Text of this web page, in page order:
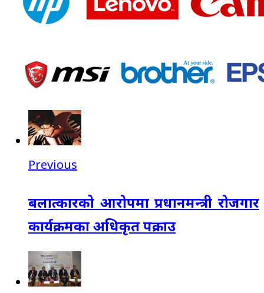
Previous
बलात्कारको आरोपमा प्रधानमन्त्री रोजगार
कार्यक्रमका अधिकृत पक्राउ